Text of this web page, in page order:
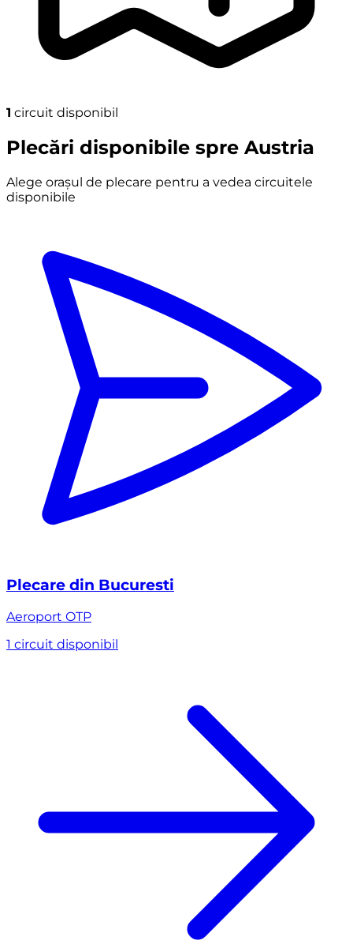
1 circuit disponibil
Plecări disponibile spre Austria
Alege orașul de plecare pentru a vedea circuitele
disponibile
Plecare din Bucuresti
Aeroport OTP
1 circuit disponibil